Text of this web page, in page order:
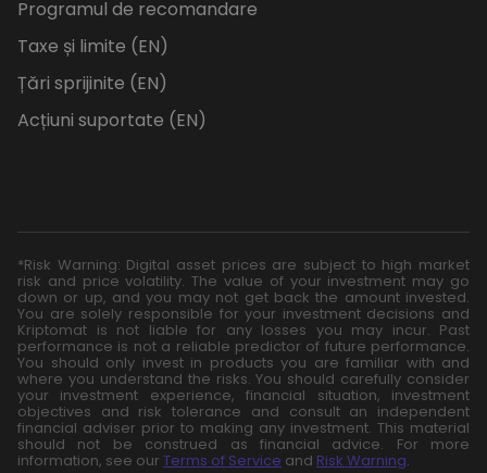
Programul de recomandare
Taxe și limite (EN)
Țări sprijinite (EN)
Acțiuni suportate (EN)
*Risk Warning: Digital asset prices are subject to high market
risk and price volatility. The value of your investment may go
down or up, and you may not get back the amount invested.
You are solely responsible for your investment decisions and
Kriptomat is not liable for any losses you may incur. Past
performance is not a reliable predictor of future performance.
You should only invest in products you are familiar with and
where you understand the risks. You should carefully consider
your investment experience, financial situation, investment
objectives and risk tolerance and consult an independent
financial adviser prior to making any investment. This material
should not be construed as financial advice. For more
information, see our Terms of Service and Risk Warning.